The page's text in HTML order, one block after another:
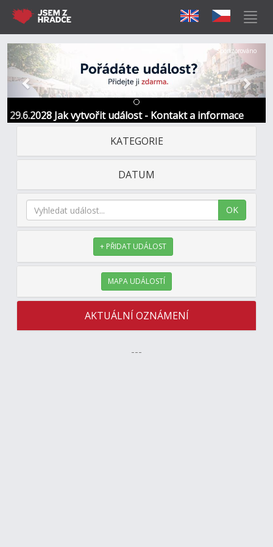
29.6.2028 Jak vytvořit událost - Kontakt a informace
Předchozí Další
Sponzorováno
KATEGORIE
DATUM
OK
+ PŘIDAT UDÁLOST
MAPA UDÁLOSTÍ
AKTUÁLNÍ OZNÁMENÍ
---